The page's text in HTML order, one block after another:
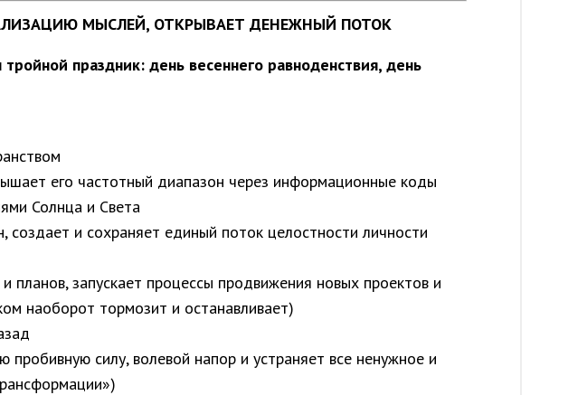
МЫСЛЕЙ, ОТКРЫВАЕТ ДЕНЕЖНЫЙ ПОТОК
праздник: день весеннего равноденствия, день
его частотный диапазон через информационные коды
Солнца и Света
создает и сохраняет единый поток целостности личности
запускает процессы продвижения новых проектов и
наоборот тормозит и останавливает)
силу, волевой напор и устраняет все ненужное и